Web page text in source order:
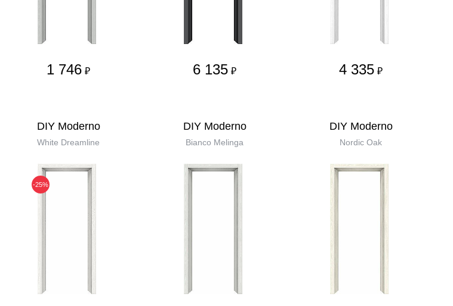
1 746 ₽ 6 135 ₽ 4 335 ₽
DIY Moderno
White Dreamline
-25%
DIY Moderno
Bianco Melinga
DIY Moderno
Nordic Oak